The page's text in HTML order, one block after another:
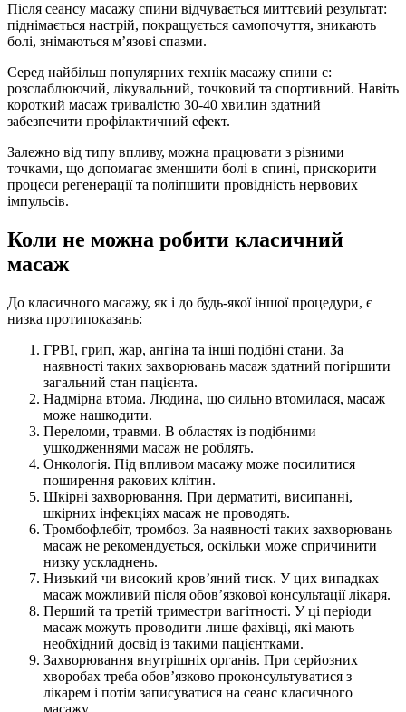
Після сеансу масажу спини відчувається миттєвий результат:
піднімається настрій, покращується самопочуття, зникають
болі, знімаються м’язові спазми.
Серед найбільш популярних технік масажу спини є:
розслаблюючий, лікувальний, точковий та спортивний. Навіть
короткий масаж тривалістю 30-40 хвилин здатний
забезпечити профілактичний ефект.
Залежно від типу впливу, можна працювати з різними
точками, що допомагає зменшити болі в спині, прискорити
процеси регенерації та поліпшити провідність нервових
імпульсів.
Коли не можна робити класичний
масаж
До класичного масажу, як і до будь-якої іншої процедури, є
низка протипоказань:
ГРВІ, грип, жар, ангіна та інші подібні стани. За
наявності таких захворювань масаж здатний погіршити
загальний стан пацієнта.
Надмірна втома. Людина, що сильно втомилася, масаж
може нашкодити.
Переломи, травми. В областях із подібними
ушкодженнями масаж не роблять.
Онкологія. Під впливом масажу може посилитися
поширення ракових клітин.
Шкірні захворювання. При дерматиті, висипанні,
шкірних інфекціях масаж не проводять.
Тромбофлебіт, тромбоз. За наявності таких захворювань
масаж не рекомендується, оскільки може спричинити
низку ускладнень.
Низький чи високий кров’яний тиск. У цих випадках
масаж можливий після обов’язкової консультації лікаря.
Перший та третій триместри вагітності. У ці періоди
масаж можуть проводити лише фахівці, які мають
необхідний досвід із такими пацієнтками.
Захворювання внутрішніх органів. При серйозних
хворобах треба обов’язково проконсультуватися з
лікарем і потім записуватися на сеанс класичного
масажу.